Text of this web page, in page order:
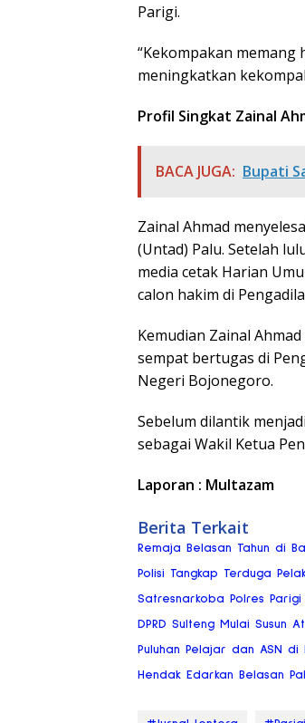
Parigi.
“Kekompakan
meningkatkan
Profil Singkat Zainal
BACA JUGA: Bupati
Zainal Ahmad
(Untad) Palu. Setelah
media cetak Harian
calon hakim di
Kemudian Zainal
sempat bertugas di
Negeri Bojonegoro.
Sebelum dilantik
sebagai Wakil Ketua
Laporan : Multazam
Berita Terkait
Remaja Belasan Tahun di
Polisi Tangkap Terduga
Satresnarkoba Polres
DPRD Sulteng Mulai Susun
Puluhan Pelajar dan ASN
Hendak Edarkan Belasan